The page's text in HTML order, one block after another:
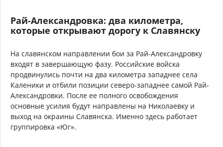
Рай-Александровка: два километра,
которые открывают дорогу к Славянску
На славянском направлении бои за Рай-Александровку
входят в завершающую фазу. Российские войска
продвинулись почти на два километра западнее села
Каленики и отбили позиции северо-западнее самой Рай-
Александровки. После ее полного освобождения
основные усилия будут направлены на Николаевку и
выход на окраины Славянска. Именно здесь работает
группировка «Юг».